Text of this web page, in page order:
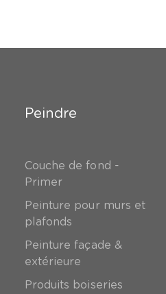
Peindre
Couche de fond -
Primer
Peinture pour murs et
plafonds
Peinture façade &
extérieure
Produits boiseries